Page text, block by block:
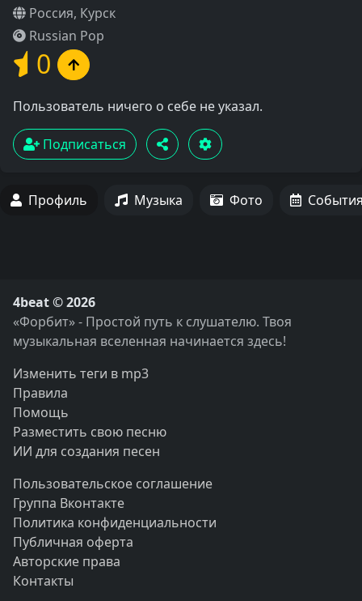
Россия, Курск
Russian Pop
0
Пользователь ничего о себе не указал.
Подписаться
Профиль Музыка Фото
4beat © 2026
«Форбит» - Простой путь к слушателю. Твоя
музыкальная вселенная начинается здесь!
Изменить теги в mp3
Правила
Помощь
Разместить свою песню
ИИ для создания песен
Пользовательское соглашение
Группа Вконтакте
Политика конфиденциальности
Публичная оферта
Авторские права
Контакты